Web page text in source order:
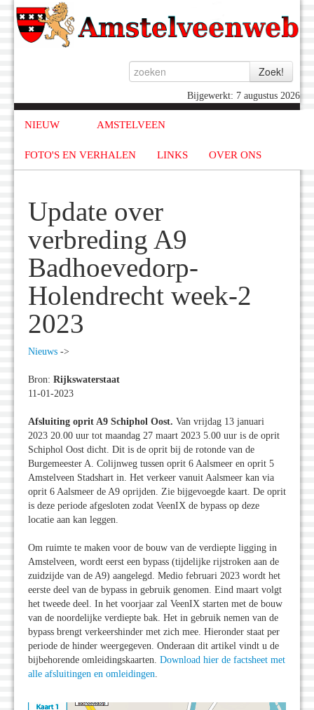
Bijgewerkt: 7 augustus 2026
NIEUW AMSTELVEEN
FOTO'S EN VERHALEN LINKS OVER ONS
Update over
verbreding A9
Badhoevedorp-
Holendrecht week-2
2023
Nieuws ->
Bron: Rijkswaterstaat
11-01-2023
Afsluiting oprit A9 Schiphol Oost. Van vrijdag 13 januari
2023 20.00 uur tot maandag 27 maart 2023 5.00 uur is de oprit
Schiphol Oost dicht. Dit is de oprit bij de rotonde van de
Burgemeester A. Colijnweg tussen oprit 6 Aalsmeer en oprit 5
Amstelveen Stadshart in. Het verkeer vanuit Aalsmeer kan via
oprit 6 Aalsmeer de A9 oprijden. Zie bijgevoegde kaart. De oprit
is deze periode afgesloten zodat VeenIX de bypass op deze
locatie aan kan leggen.
Om ruimte te maken voor de bouw van de verdiepte ligging in
Amstelveen, wordt eerst een bypass (tijdelijke rijstroken aan de
zuidzijde van de A9) aangelegd. Medio februari 2023 wordt het
eerste deel van de bypass in gebruik genomen. Eind maart volgt
het tweede deel. In het voorjaar zal VeenIX starten met de bouw
van de noordelijke verdiepte bak. Het in gebruik nemen van de
bypass brengt verkeershinder met zich mee. Hieronder staat per
periode de hinder weergegeven. Onderaan dit artikel vindt u de
bijbehorende omleidingskaarten. Download hier de factsheet met
alle afsluitingen en omleidingen.